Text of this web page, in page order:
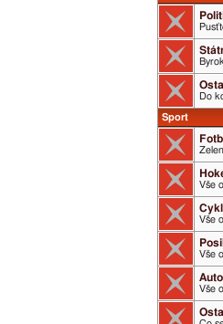
Do
Sport
Vše
Vše
Vše
Vše